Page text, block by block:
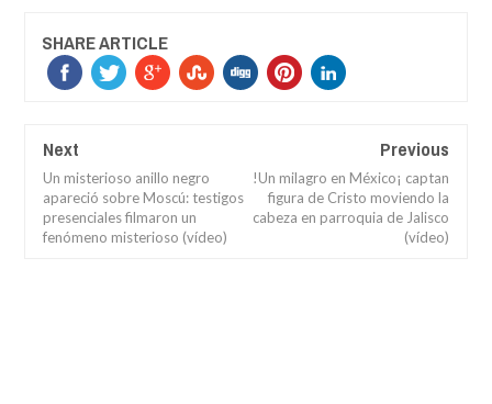
SHARE ARTICLE
Next
Un misterioso anillo negro
apareció sobre Moscú: testigos
presenciales filmaron un
fenómeno misterioso (vídeo)
Previous
!Un milagro en México¡ captan
figura de Cristo moviendo la
cabeza en parroquia de Jalisco
(vídeo)